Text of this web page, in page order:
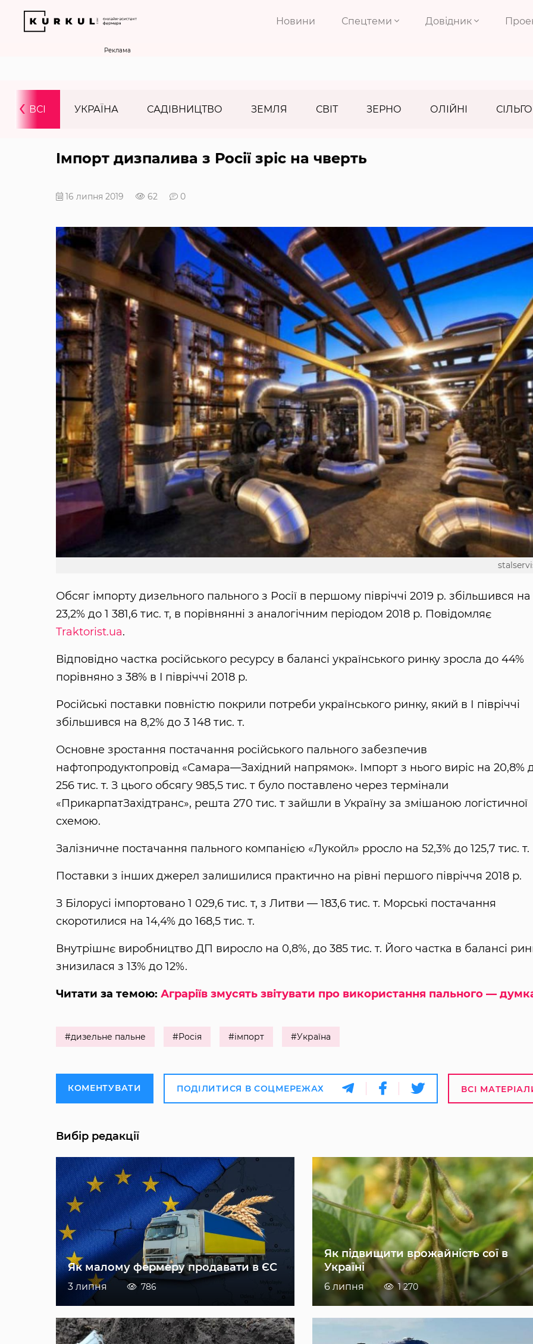
Новини Спецтеми Довідник
Реклама
ВСІ УКРАЇНА САДІВНИЦТВО ЗЕМЛЯ СВІТ ЗЕРНО ОЛІЙНІ
‹
Імпорт дизпалива з Росії зріс на чверть
16 липня 2019 62 0
Обсяг імпорту дизельного пального з Росії в першому півріччі 2019 р. збільшився на
23,2% до 1 381,6 тис. т, в порівнянні з аналогічним періодом 2018 р. Повідомляє
Traktorist.ua.
Відповідно частка російського ресурсу в балансі українського ринку зросла до 44%
порівняно з 38% в I півріччі 2018 р.
Російські поставки повністю покрили потреби українського ринку, який в І півріччі
збільшився на 8,2% до 3 148 тис. т.
Основне зростання постачання російського пального забезпечив
нафтопродуктопровід «Самара—Західний напрямок». Імпорт з нього виріс на 20,8%
256 тис. т. З цього обсягу 985,5 тис. т було поставлено через термінали
«ПрикарпатЗахідтранс», решта 270 тис. т зайшли в Україну за змішаною логістичної
схемою.
Залізничне постачання пального компанією «Лукойл» pросло на 52,3% до 125,7 тис. т.
Поставки з інших джерел залишилися практично на рівні першого півріччя 2018 р.
З Білорусі імпортовано 1 029,6 тис. т, з Литви — 183,6 тис. т. Морські постачання
скоротилися на 14,4% до 168,5 тис. т.
Внутрішнє виробництво ДП виросло на 0,8%, до 385 тис. т. Його частка в балансі
знизилася з 13% до 12%.
Читати за темою: Аграріїв змусять звітувати про використання пального —
#дизельне пальне #Росія #імпорт #Україна
КОМЕНТУВАТИ ПОДІЛИТИСЯ В СОЦМЕРЕЖАХ ВСІ
Вибір редакції
Як малому фермеру продавати в ЄС
3 липня 786
Як підвищити врожайність сої в
Україні
6 липня 1 270